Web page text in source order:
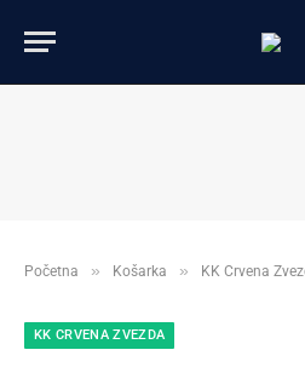
Početna » Košarka » KK Crvena
KK CRVENA ZVEZDA